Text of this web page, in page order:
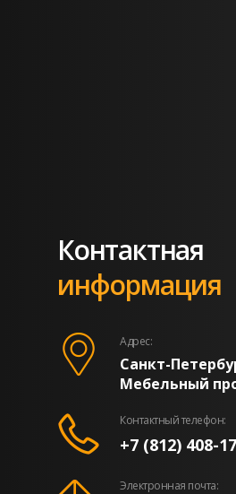
Контактная
информация
Адрес:
Контактный телефон:
Электронная почта:
+7 (812) 408-
Санкт-
Мебельный